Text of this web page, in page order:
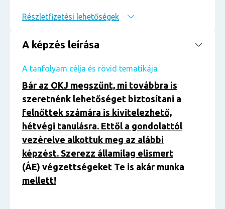
Részletfizetési lehetőségek
A képzés leírása
A tanfolyam célja és rövid tematikája
Bár az OKJ megszűnt, mi továbbra is
szeretnénk lehetőséget biztosítani a
felnőttek számára is kivitelezhető,
hétvégi tanulásra. Ettől a gondolattól
vezérelve alkottuk meg az alábbi
képzést. Szerezz államilag elismert
(ÁE) végzettségeket Te is akár munka
mellett!